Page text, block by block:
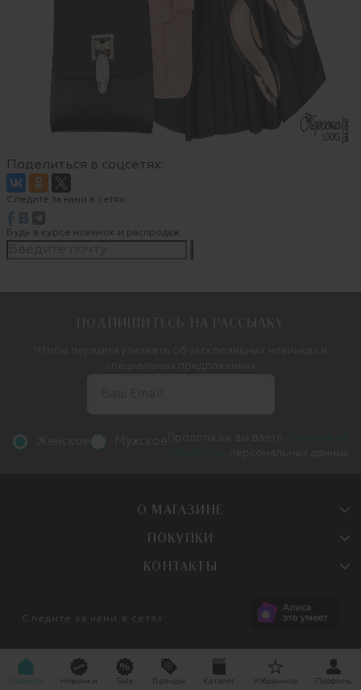
Поделиться в соцсетях:
Следите за нами в сетях:
Будь в курсе новинок и распродаж
О МАГАЗИНЕ
ПОКУПКИ
КОНТАКТЫ
Следите за нами в сетях:
Главная Новинки Sale Бренды Каталог Избранное Профиль